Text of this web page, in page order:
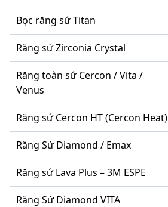
Bọc răng sứ Titan
Răng sứ Zirconia Crystal
Răng toàn sứ Cercon / Vita /
Venus
Răng sứ Cercon HT (Cercon Heat)
Răng Sứ Diamond / Emax
Răng sứ Lava Plus – 3M ESPE
Răng Sứ Diamond VITA